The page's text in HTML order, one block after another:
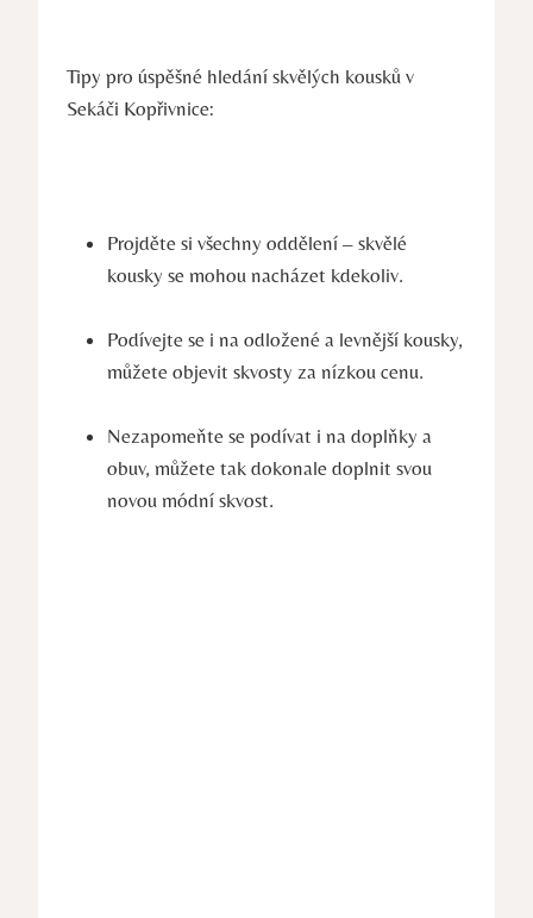
Tipy pro úspěšné hledání skvělých kousků v
Sekáči Kopřivnice:
Projděte si všechny oddělení – skvělé
kousky se mohou nacházet kdekoliv.
Podívejte se i na odložené a levnější kousky,
můžete objevit skvosty za nízkou cenu.
Nezapomeňte se podívat i na doplňky a
obuv, můžete tak dokonale doplnit svou
novou módní skvost.